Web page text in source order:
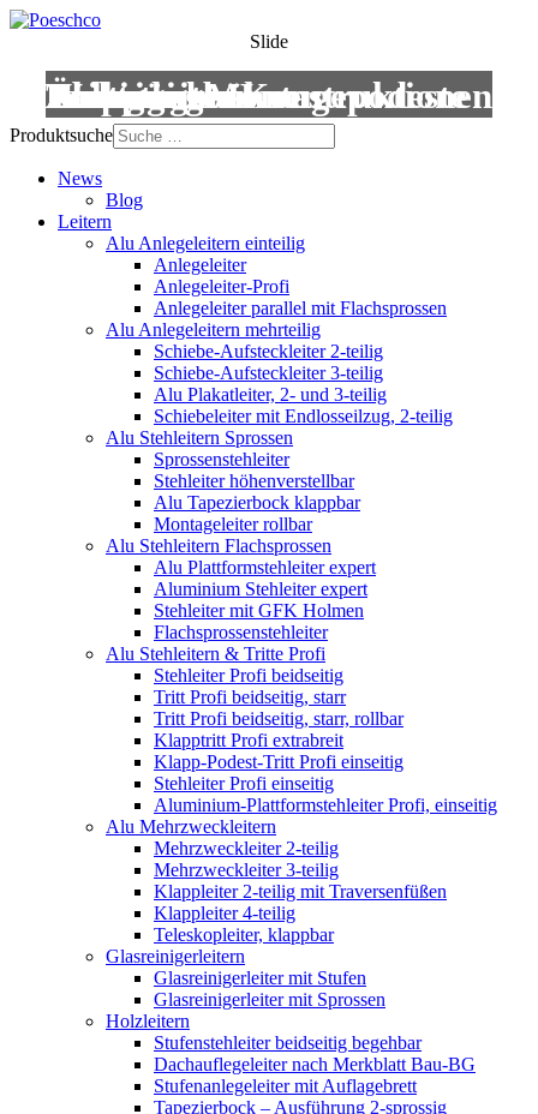
Slide
Leitern
Treppen
Anstiege
Podestleitern
Roll- und Montagepodeste
Wartungsbühnen
Übergänge
Aluminium-Konstruktionen
Produktsuche
News
Blog
Leitern
Alu Anlegeleitern einteilig
Anlegeleiter
Anlegeleiter-Profi
Anlegeleiter parallel mit Flachsprossen
Alu Anlegeleitern mehrteilig
Schiebe-Aufsteckleiter 2-teilig
Schiebe-Aufsteckleiter 3-teilig
Alu Plakatleiter, 2- und 3-teilig
Schiebeleiter mit Endlosseilzug, 2-teilig
Alu Stehleitern Sprossen
Sprossenstehleiter
Stehleiter höhenverstellbar
Alu Tapezierbock klappbar
Montageleiter rollbar
Alu Stehleitern Flachsprossen
Alu Plattformstehleiter expert
Aluminium Stehleiter expert
Stehleiter mit GFK Holmen
Flachsprossenstehleiter
Alu Stehleitern & Tritte Profi
Stehleiter Profi beidseitig
Tritt Profi beidseitig, starr
Tritt Profi beidseitig, starr, rollbar
Klapptritt Profi extrabreit
Klapp-Podest-Tritt Profi einseitig
Stehleiter Profi einseitig
Aluminium-Plattformstehleiter Profi, einseitig
Alu Mehrzweckleitern
Mehrzweckleiter 2-teilig
Mehrzweckleiter 3-teilig
Klappleiter 2-teilig mit Traversenfüßen
Klappleiter 4-teilig
Teleskopleiter, klappbar
Glasreinigerleitern
Glasreinigerleiter mit Stufen
Glasreinigerleiter mit Sprossen
Holzleitern
Stufenstehleiter beidseitig begehbar
Dachauflegeleiter nach Merkblatt Bau-BG
Stufenanlegeleiter mit Auflagebrett
Tapezierbock – Ausführung 2-sprossig